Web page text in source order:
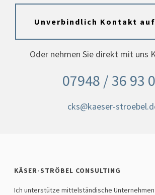
Unverbindlich Kontakt
Oder nehmen Sie direkt mit uns
07948 / 36 93
cks@kaeser-
KÄSER-STRÖBEL CONSULTING
Ich unterstütze mittelständische